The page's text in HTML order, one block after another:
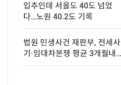
입추인데 서울도 40도 넘었
다…노원 40.2도 기록
법원 민생사건 재판부, 전세사
기·임대차분쟁 평균 3개월내
해결